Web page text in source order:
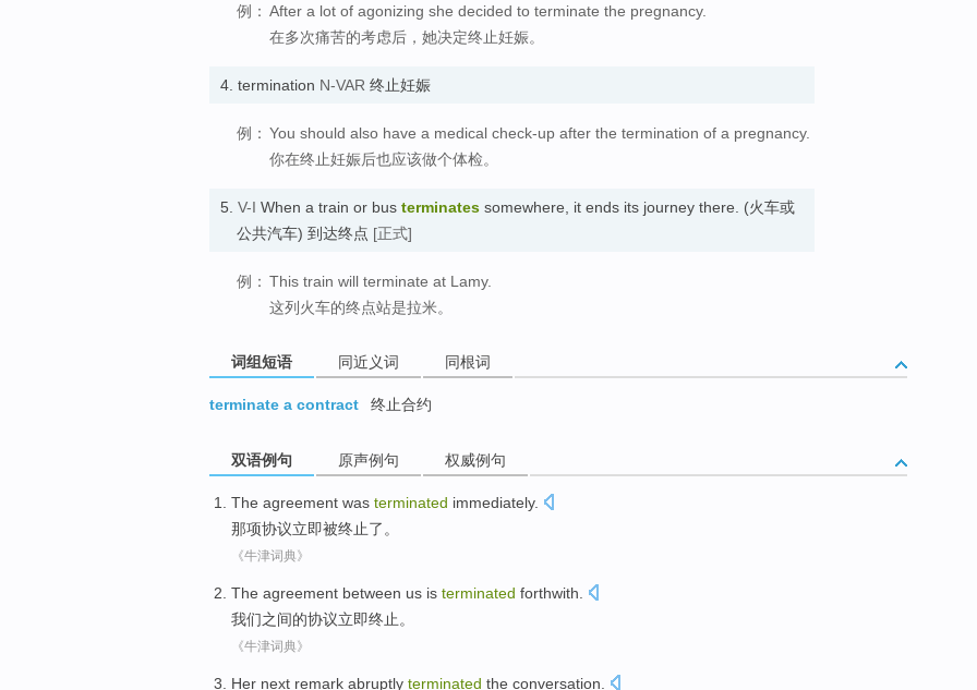
例： After a lot of agonizing she decided to terminate the pregnancy.
在多次痛苦的考虑后，她决定终止妊娠。
4. termination N-VAR 终止妊娠
例： You should also have a medical check-up after the termination of a pregnancy.
你在终止妊娠后也应该做个体检。
5. V-I When a train or bus terminates somewhere, it ends its journey there. (火车或
公共汽车) 到达终点 [正式]
例： This train will terminate at Lamy.
这列火车的终点站是拉米。
词组短语 同近义词 同根词
terminate a contract 终止合约
双语例句 原声例句 权威例句
The agreement was terminated immediately.
那项协议立即被终止了 。
《牛津词典》
The agreement between us is terminated forthwith
我们之间的协议立即终止 。
《牛津词典》
Her next remark abruptly terminated the conversation